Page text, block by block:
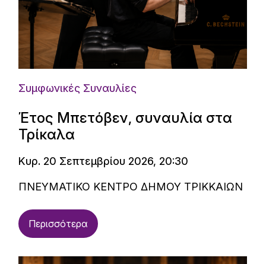
Συμφωνικές Συναυλίες
Έτος Μπετόβεν, συναυλία στα
Τρίκαλα
Κυρ. 20 Σεπτεμβρίου 2026, 20:30
ΠΝΕΥΜΑΤΙΚΟ ΚΕΝΤΡΟ ΔΗΜΟΥ ΤΡΙΚΚΑΙΩΝ
Περισσότερα